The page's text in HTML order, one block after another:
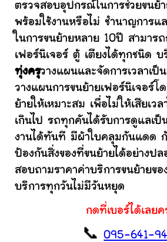
ตรวจสอบอุปกรณ์ในการช่วยขนย้
พร้อมใช้งานหรือไม่ ชำนาญการแ
ในการขนย้ายหลาย 10ปี สามาร
เฟอร์นิเจอร์ ตู้ เตียงได้ทุกชนิด บ
ทุ่งครุวางแผนและจัดการเวลาเป็
วางแผนการขนย้ายเฟอร์นิเจอร์โ
ย้ายให้เหมาะสม เพื่อไม่ให้เสียเว
เกินไป รถทุกคันได้รับการดูแลเป็
งานได้ทันที มีผ้าใบคลุมกันแดด
ป้องกันสิ่งของที่ขนย้ายได้อย่างป
สอบถามราคาค่าบริการขนย้ายข
บริการทุกวันไม่มีวันหยุด
กดที่เบอร์ได้เลย
📞095-641-